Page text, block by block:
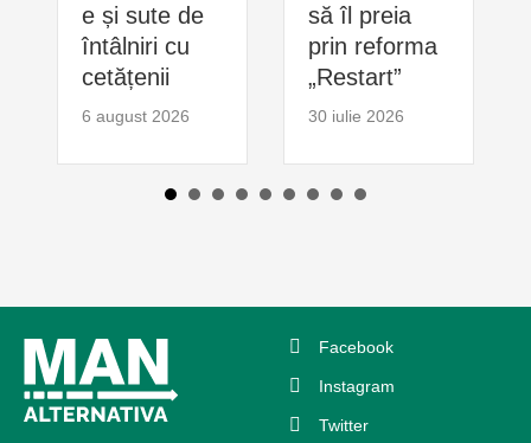
e și sute de
întâlniri cu
cetățenii
6 august 2026
să îl preia
prin reforma
„Restart”
30 iulie 2026
Facebook
Instagram
Twitter